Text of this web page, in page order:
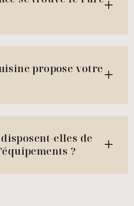
propose votre
elles de
?